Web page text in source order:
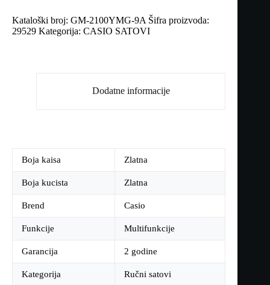
Kataloški broj: GM-2100YMG-9A Šifra proizvoda:
29529 Kategorija: CASIO SATOVI
Dodatne informacije
Boja kaisa Zlatna
Boja kucista Zlatna
Brend Casio
Funkcije Multifunkcije
Garancija 2 godine
Kategorija Ručni satovi